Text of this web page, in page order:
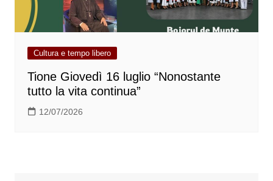
Cultura e tempo libero
Tione Giovedì 16 luglio “Nonostante
tutto la vita continua”
12/07/2026